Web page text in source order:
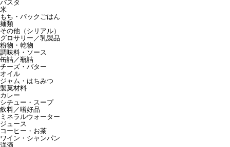
パスタ
米
もち・パックごはん
麺類
その他（シリアル）
グロサリー／乳製品
粉物・乾物
調味料・ソース
缶詰／瓶詰
チーズ・バター
オイル
ジャム・はちみつ
製菓材料
カレー
シチュー・スープ
飲料／嗜好品
ミネラルウォーター
ジュース
コーヒー・お茶
ワイン・シャンパン
洋酒